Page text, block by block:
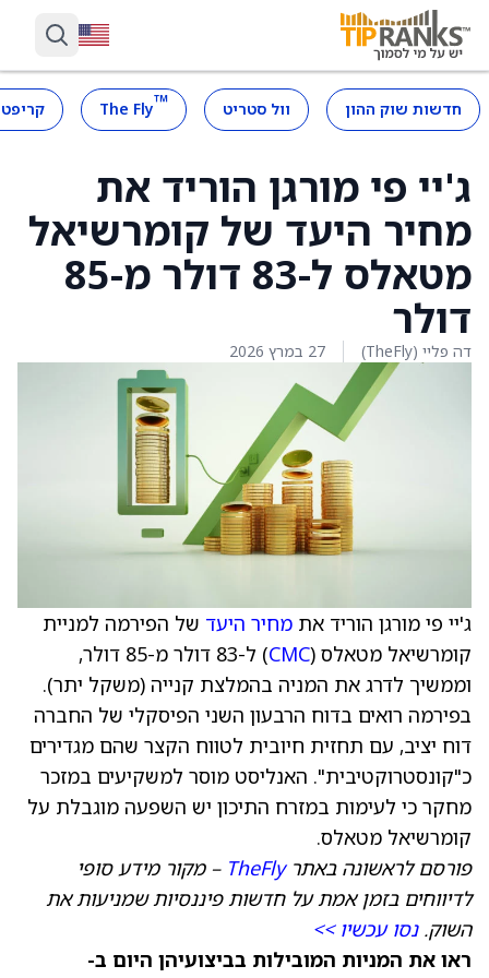
חדשות שוק ההון וול סטריט ™
The Fly
ג'יי פי מורגן הוריד את
מחיר היעד של קומרשיאל
מטאלס ל-83 דולר מ-85
דולר
דה פליי (TheFly) 27 במרץ 2026
ג'יי פי מורגן הוריד את מחיר היעד של הפירמה למניית
קומרשיאל מטאלס (CMC
) ל-83 דולר מ-85 דולר,
וממשיך לדרג את המניה בהמלצת קנייה (משקל יתר).
בפירמה רואים בדוח הרבעון השני הפיסקלי של החברה
דוח יציב, עם תחזית חיובית לטווח הקצר שהם מגדירים
כ"קונסטרוקטיבית". האנליסט מוסר למשקיעים במזכר
מחקר כי לעימות במזרח התיכון יש השפעה מוגבלת על
קומרשיאל מטאלס.
פורסם לראשונה באתרTheFly – מקור מידע סופי
לדיווחים בזמן אמת על חדשות פיננסיות שמניעות את
השוק.נסו עכשיו >>
ראו את המניות המובילות בביצועיהן היום ב-